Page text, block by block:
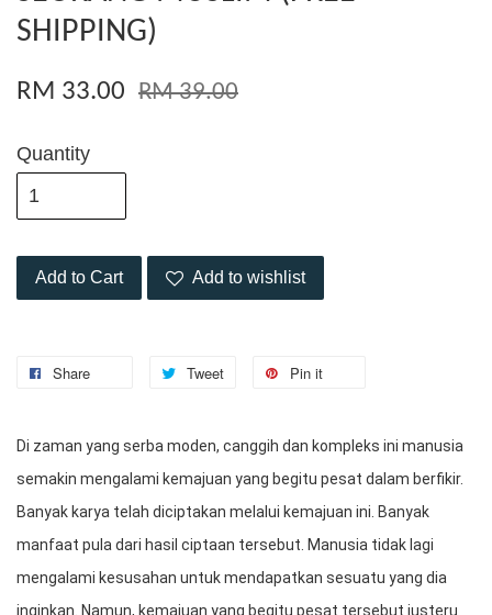
SHIPPING)
RM 33.00 RM 39.00
Quantity
Add to Cart Add to wishlist
Share Tweet Pin it
Di zaman yang serba moden, canggih dan kompleks ini manusia
semakin mengalami kemajuan yang begitu pesat dalam berfikir.
Banyak karya telah diciptakan melalui kemajuan ini. Banyak
manfaat pula dari hasil ciptaan tersebut. Manusia tidak lagi
mengalami kesusahan untuk mendapatkan sesuatu yang dia
inginkan. Namun, kemajuan yang begitu pesat tersebut justeru